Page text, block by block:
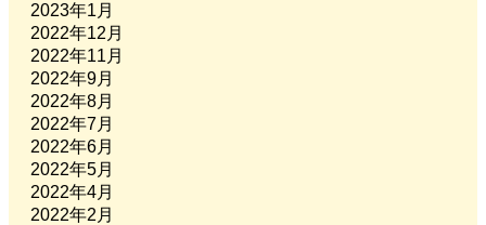
2023年1月
2022年12月
2022年11月
2022年9月
2022年8月
2022年7月
2022年6月
2022年5月
2022年4月
2022年2月